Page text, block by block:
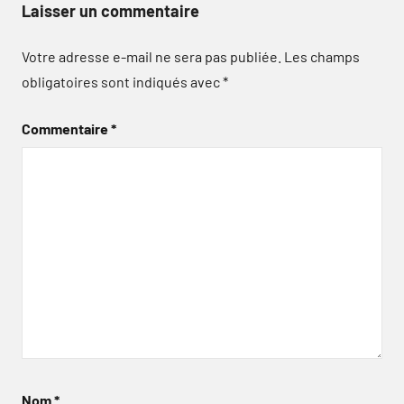
Laisser un commentaire
Votre adresse e-mail ne sera pas publiée. Les champs
obligatoires sont indiqués avec*
Commentaire*
Nom*